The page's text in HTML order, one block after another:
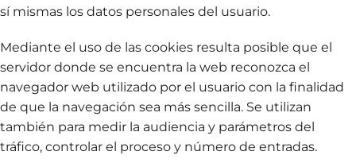
sí mismas los datos personales del usuario.
Mediante el uso de las cookies resulta posible que el
servidor donde se encuentra la web reconozca el
navegador web utilizado por el usuario con la finalidad
de que la navegación sea más sencilla. Se utilizan
también para medir la audiencia y parámetros del
tráfico, controlar el proceso y número de entradas.